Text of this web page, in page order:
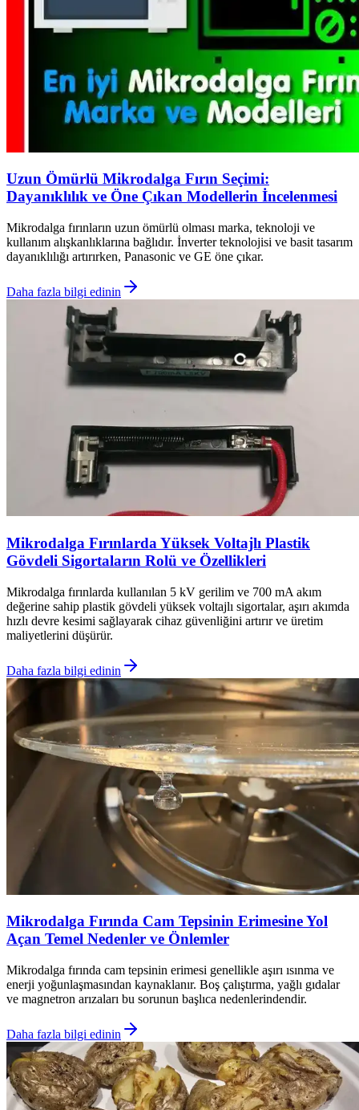
Uzun Ömürlü Mikrodalga Fırın Seçimi:
Dayanıklılık ve Öne Çıkan Modellerin İncelenmesi
Mikrodalga fırınların uzun ömürlü olması marka, teknoloji ve
kullanım alışkanlıklarına bağlıdır. İnverter teknolojisi ve basit tasarım
dayanıklılığı artırırken, Panasonic ve GE öne çıkar.
Daha fazla bilgi edinin
Mikrodalga Fırınlarda Yüksek Voltajlı Plastik
Gövdeli Sigortaların Rolü ve Özellikleri
Mikrodalga fırınlarda kullanılan 5 kV gerilim ve 700 mA akım
değerine sahip plastik gövdeli yüksek voltajlı sigortalar, aşırı akımda
hızlı devre kesimi sağlayarak cihaz güvenliğini artırır ve üretim
maliyetlerini düşürür.
Daha fazla bilgi edinin
Mikrodalga Fırında Cam Tepsinin Erimesine Yol
Açan Temel Nedenler ve Önlemler
Mikrodalga fırında cam tepsinin erimesi genellikle aşırı ısınma ve
enerji yoğunlaşmasından kaynaklanır. Boş çalıştırma, yağlı gıdalar
ve magnetron arızaları bu sorunun başlıca nedenlerindendir.
Daha fazla bilgi edinin